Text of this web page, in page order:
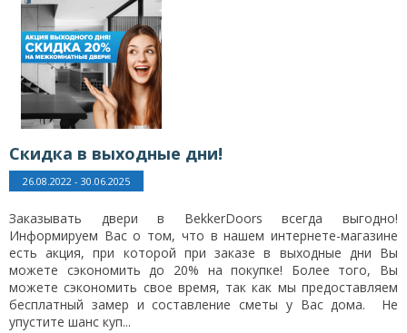
Скидка в выходные дни!
26.08.2022 - 30.06.2025
Заказывать двери в BekkerDoors всегда выгодно!
Информируем Вас о том, что в нашем интернете-магазине
есть акция, при которой при заказе в выходные дни Вы
можете сэкономить до 20% на покупке! Более того, Вы
можете сэкономить свое время, так как мы предоставляем
бесплатный замер и составление сметы у Вас дома. Не
упустите шанс куп...